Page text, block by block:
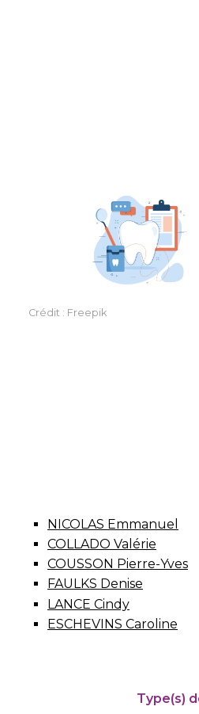
Crédit : Freepik
NICOLAS Emmanuel
COLLADO Valérie
COUSSON Pierre-Yves
FAULKS Denise
LANCE Cindy
ESCHEVINS Caroline
Type(s)